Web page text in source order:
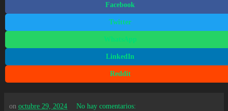
Facebook
Twitter
WhatsApp
LinkedIn
Reddit
on octubre 29, 2024 No hay comentarios: